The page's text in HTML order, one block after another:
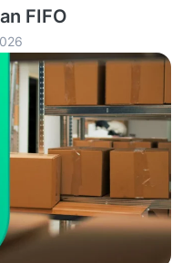
FIFO